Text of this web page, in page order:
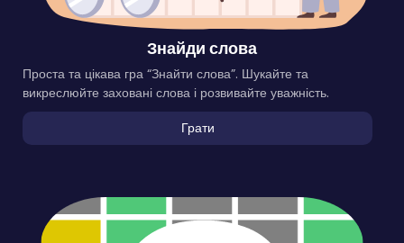
Знайди слова
Проста та цікава гра “Знайти слова”. Шукайте та
викреслюйте заховані слова і розвивайте уважність.
Грати